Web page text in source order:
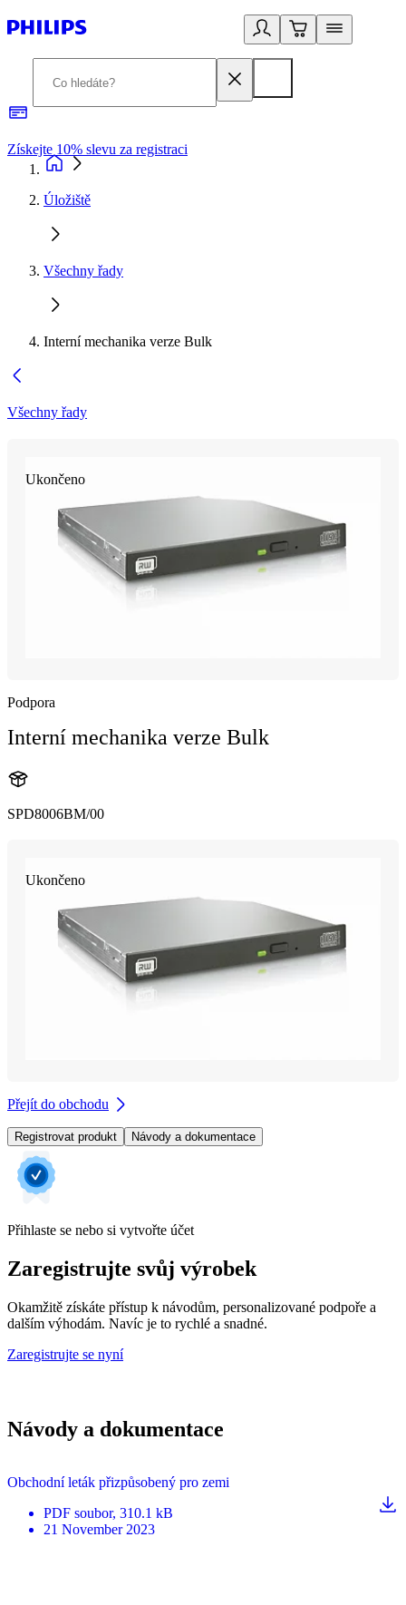
Získejte 10% slevu za registraci
Úložiště
Všechny řady
Interní mechanika verze Bulk
Všechny řady
Ukončeno
Podpora
Interní mechanika verze Bulk
SPD8006BM/00
Ukončeno
Přejít do obchodu
Registrovat produkt Návody a dokumentace
Přihlaste se nebo si vytvořte účet
Zaregistrujte svůj výrobek
Okamžitě získáte přístup k návodům, personalizované podpoře a
dalším výhodám. Navíc je to rychlé a snadné.
Zaregistrujte se nyní
Návody a dokumentace
Obchodní leták přizpůsobený pro zemi
PDF soubor, 310.1 kB
21 November 2023